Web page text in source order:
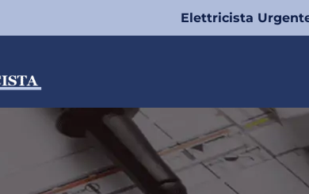
Elettricista